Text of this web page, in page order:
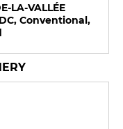
LA-VALLÉE
Conventional,